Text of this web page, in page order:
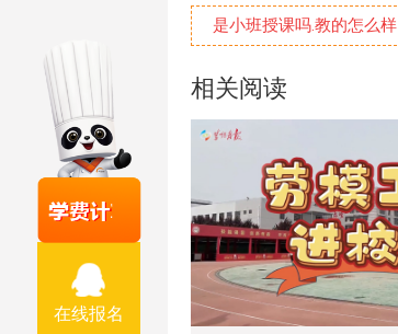
是小班授课吗.教的怎么样
相关阅读
在线报名